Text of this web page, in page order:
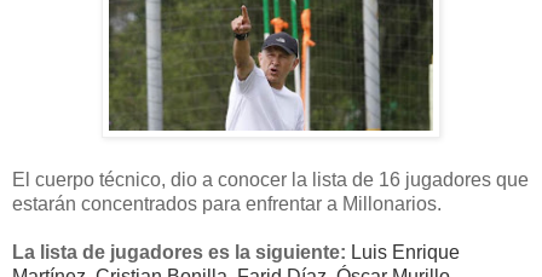
El cuerpo técnico, dio a conocer la lista de 16 jugadores que
estarán concentrados para enfrentar a Millonarios.
La lista de jugadores es la siguiente: Luis Enrique